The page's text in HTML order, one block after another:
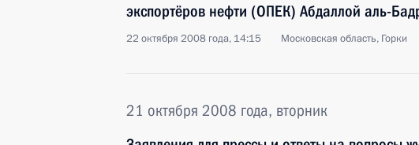
экспортёров нефти (ОПЕК) Абдаллой аль-
22 октября 2008 года, 14:15 Московская область, Горки
21 октября 2008 года, вторник